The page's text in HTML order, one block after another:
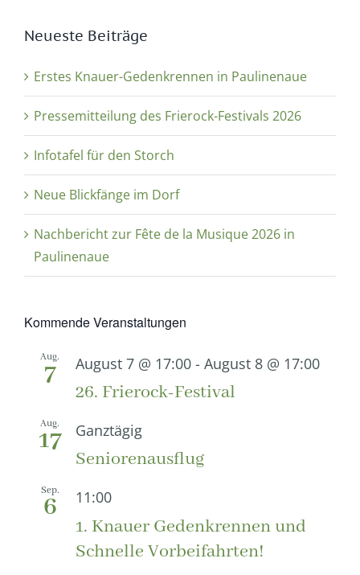
Neueste Beiträge
Erstes Knauer-Gedenkrennen in Paulinenaue
Pressemitteilung des Frierock-Festivals 2026
Infotafel für den Storch
Neue Blickfänge im Dorf
Nachbericht zur Fête de la Musique 2026 in
Paulinenaue
Kommende Veranstaltungen
Aug.
7 August 7 @ 17:00 - August 8 @ 17:00
26. Frierock-Festival
Aug.
17 Ganztägig
Seniorenausflug
Sep.
6 11:00
1. Knauer Gedenkrennen und
Schnelle Vorbeifahrten!